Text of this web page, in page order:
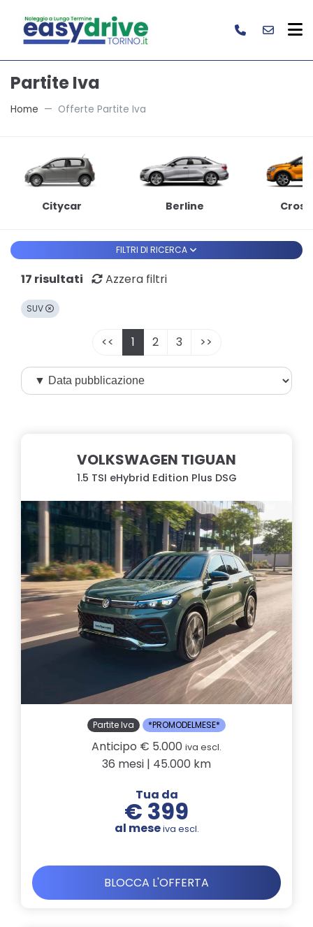
Partite Iva
Home Offerte Partite Iva
Citycar Berline
FILTRI DI RICERCA
17 risultati Azzera filtri
SUV
<< 1 2 3 >>
VOLKSWAGEN TIGUAN
1.5 TSI eHybrid Edition Plus DSG
Partite Iva *PROMODELMESE*
Anticipo € 5.000 iva escl.
36 mesi | 45.000 km
Tua da
€ 399
al meseiva escl.
BLOCCA L'OFFERTA